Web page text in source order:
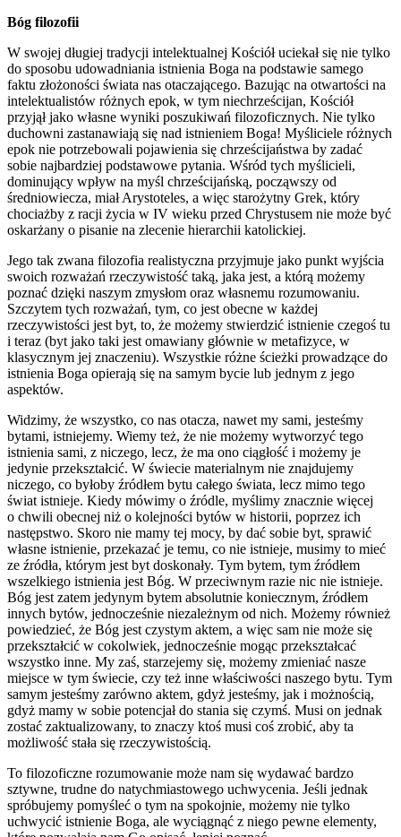
Bóg filozofii
W swojej długiej tradycji intelektualnej Kościół uciekał się nie tylko
do sposobu udowadniania istnienia Boga na podstawie samego
faktu złożoności świata nas otaczającego. Bazując na otwartości na
intelektualistów różnych epok, w tym niechrześcijan, Kościół
przyjął jako własne wyniki poszukiwań filozoficznych. Nie tylko
duchowni zastanawiają się nad istnieniem Boga! Myśliciele różnych
epok nie potrzebowali pojawienia się chrześcijaństwa by zadać
sobie najbardziej podstawowe pytania. Wśród tych myślicieli,
dominujący wpływ na myśl chrześcijańską, począwszy od
średniowiecza, miał Arystoteles, a więc starożytny Grek, który
chociażby z racji życia w IV wieku przed Chrystusem nie może być
oskarżany o pisanie na zlecenie hierarchii katolickiej.
Jego tak zwana filozofia realistyczna przyjmuje jako punkt wyjścia
swoich rozważań rzeczywistość taką, jaka jest, a którą możemy
poznać dzięki naszym zmysłom oraz własnemu rozumowaniu.
Szczytem tych rozważań, tym, co jest obecne w każdej
rzeczywistości jest byt, to, że możemy stwierdzić istnienie czegoś tu
i teraz (byt jako taki jest omawiany głównie w metafizyce, w
klasycznym jej znaczeniu). Wszystkie różne ścieżki prowadzące do
istnienia Boga opierają się na samym bycie lub jednym z jego
aspektów.
Widzimy, że wszystko, co nas otacza, nawet my sami, jesteśmy
bytami, istniejemy. Wiemy też, że nie możemy wytworzyć tego
istnienia sami, z niczego, lecz, że ma ono ciągłość i możemy je
jedynie przekształcić. W świecie materialnym nie znajdujemy
niczego, co byłoby źródłem bytu całego świata, lecz mimo tego
świat istnieje. Kiedy mówimy o źródle, myślimy znacznie więcej
o chwili obecnej niż o kolejności bytów w historii, poprzez ich
następstwo. Skoro nie mamy tej mocy, by dać sobie byt, sprawić
własne istnienie, przekazać je temu, co nie istnieje, musimy to mieć
ze źródła, którym jest byt doskonały. Tym bytem, tym źródłem
wszelkiego istnienia jest Bóg. W przeciwnym razie nic nie istnieje.
Bóg jest zatem jedynym bytem absolutnie koniecznym, źródłem
innych bytów, jednocześnie niezależnym od nich. Możemy również
powiedzieć, że Bóg jest czystym aktem, a więc sam nie może się
przekształcić w cokolwiek, jednocześnie mogąc przekształcać
wszystko inne. My zaś, starzejemy się, możemy zmieniać nasze
miejsce w tym świecie, czy też inne właściwości naszego bytu. Tym
samym jesteśmy zarówno aktem, gdyż jesteśmy, jak i możnością,
gdyż mamy w sobie potencjał do stania się czymś. Musi on jednak
zostać zaktualizowany, to znaczy ktoś musi coś zrobić, aby ta
możliwość stała się rzeczywistością.
To filozoficzne rozumowanie może nam się wydawać bardzo
sztywne, trudne do natychmiastowego uchwycenia. Jeśli jednak
spróbujemy pomyśleć o tym na spokojnie, możemy nie tylko
uchwycić istnienie Boga, ale wyciągnąć z niego pewne elementy,